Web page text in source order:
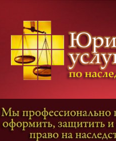
Категории дел
Наследование и Завещание